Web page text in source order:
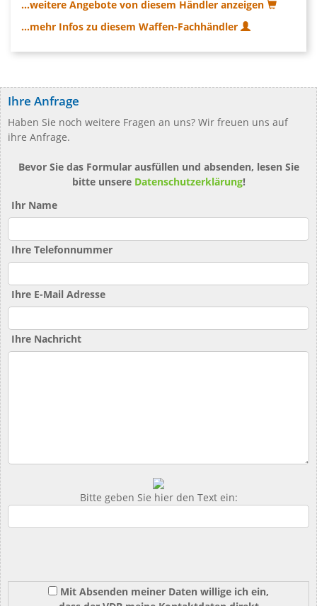
...weitere Angebote von diesem Händler anzeigen
...mehr Infos zu diesem Waffen-Fachhändler
Ihre Anfrage
Haben Sie noch weitere Fragen an uns? Wir freuen uns auf
ihre Anfrage.
Bevor Sie das Formular ausfüllen und absenden, lesen Sie
bitte unsere Datenschutzerklärung!
Ihr Name
Ihre Telefonnummer
Ihre E-Mail Adresse
Ihre Nachricht
Bitte geben Sie hier den Text ein:
Mit Absenden meiner Daten willige ich ein,